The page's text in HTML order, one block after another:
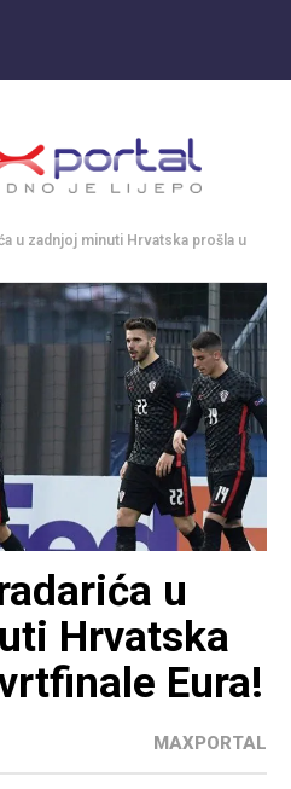
u zadnjoj minuti Hrvatska prošla u
u
Hrvatska
Eura!
MAXPORTAL